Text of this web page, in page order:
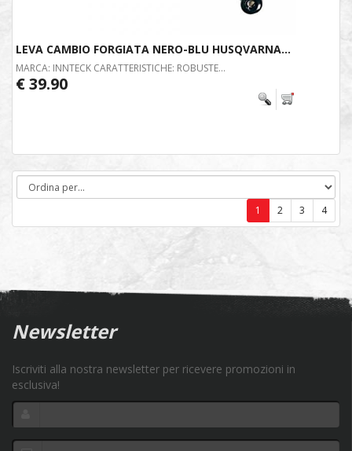
LEVA CAMBIO FORGIATA NERO-BLU HUSQVARNA...
MARCA: INNTECK CARATTERISTICHE: ROBUSTE...
€ 39.90
1 2 3 4
Newsletter
Iscriviti alla nostra newsletter per ricevere promozioni in
esclusiva!